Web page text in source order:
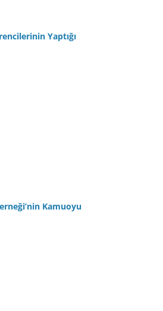
Yaptığı
Kamuoyu